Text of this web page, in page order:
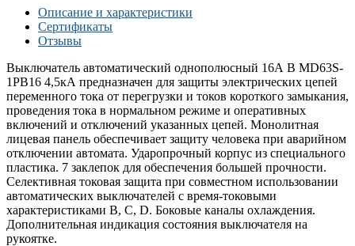
Описание и характеристики
Сертификаты
Отзывы
Выключатель автоматический однополюсный 16А B MD63S-
1PB16 4,5кА предназначен для защиты электрических цепей
переменного тока от перегрузки и токов короткого замыкания,
проведения тока в нормальном режиме и оперативных
включений и отключений указанных цепей. Монолитная
лицевая панель обеспечивает защиту человека при аварийном
отключении автомата. Ударопрочный корпус из специального
пластика. 7 заклепок для обеспечения большей прочности.
Селективная токовая защита при совместном использовании
автоматических выключателей с время-токовыми
характеристиками B, C, D. Боковые каналы охлаждения.
Дополнительная индикация состояния выключателя на
рукоятке.